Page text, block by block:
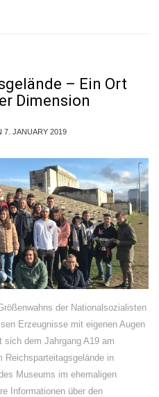
– Ein Ort
Dimension
7. JANUARY 2019
der Nationalsozialisten
Erzeugnisse mit eigenen Augen
sich dem Jahrgang A19 am
Reichsparteitagsgelände in
Museums im ehemaligen
Informationen über den